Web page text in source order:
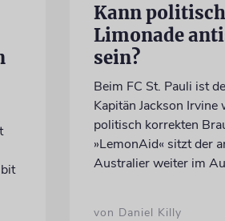
Kann
Limonade
sein?
Beim FC St. Pauli ist
Kapitän Jackson Irvine
politisch korrekten
»LemonAid« sitzt der
Australier weiter im
von Daniel Killy